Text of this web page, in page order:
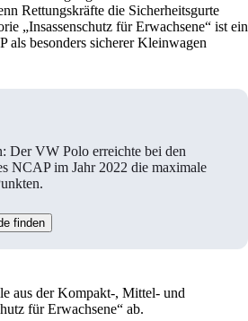
Rettungskräfte die Sicherheitsgurte
„Insassenschutz für Erwachsene“ ist ein
als besonders sicherer Kleinwagen
Der VW Polo erreichte bei den
NCAP im Jahr 2022 die maximale
finden
aus der Kompakt-, Mittel- und
für Erwachsene“ ab.